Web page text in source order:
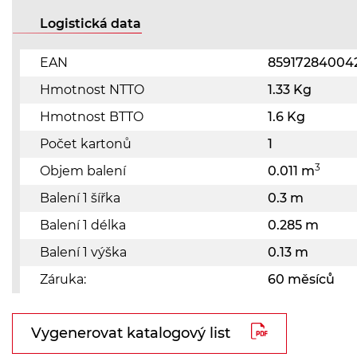
Logistická data
EAN
Hmotnost NTTO
1.33 Kg
Hmotnost BTTO
1.6 Kg
Počet kartonů
1
Objem balení
0.011 m3
Balení 1 šířka
0.3 m
Balení 1 délka
0.285 m
Balení 1 výška
0.13 m
Záruka:
60 měsíců
Vygenerovat katalogový list